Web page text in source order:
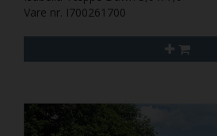
Vare nr. I700261700